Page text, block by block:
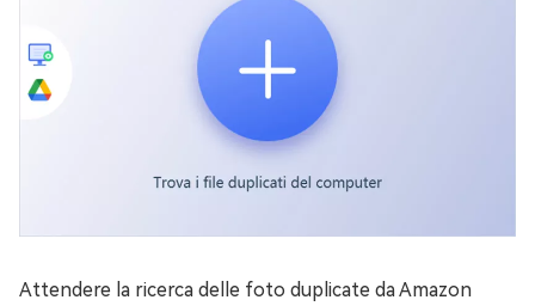
Attendere la ricerca delle foto duplicate da Amazon